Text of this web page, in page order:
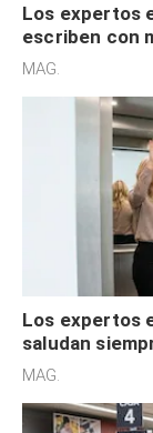
Los expertos
escriben con
acelerado y
MAG.
Los expertos
saludan
defensiva y
MAG.